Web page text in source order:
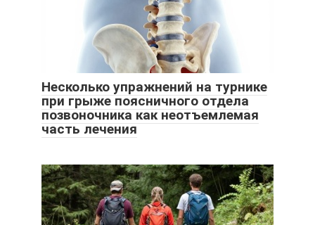
Несколько упражнений на турнике
при грыже поясничного отдела
позвоночника как неотъемлемая
часть лечения